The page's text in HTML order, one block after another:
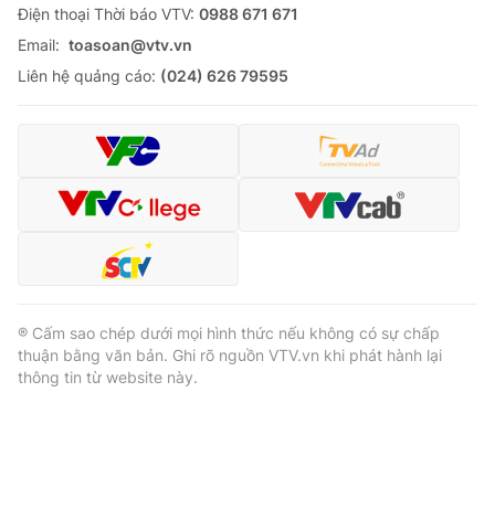
Ðiện thoại Thời báo VTV: 0988 671 671
Email: toasoan@vtv.vn
Liên hệ quảng cáo: (024) 626 79595
® Cấm sao chép dưới mọi hình thức nếu không có sự chấp
thuận bằng văn bản. Ghi rõ nguồn VTV.vn khi phát hành lại
thông tin từ website này.